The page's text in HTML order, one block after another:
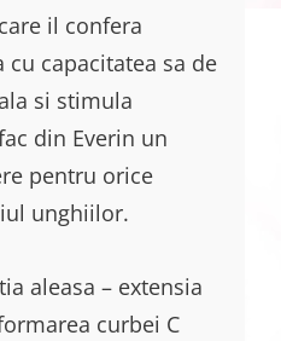
il confera
capacitatea sa de
si stimula
din Everin un
pentru orice
unghiilor.
aleasa – extensia
curbei C